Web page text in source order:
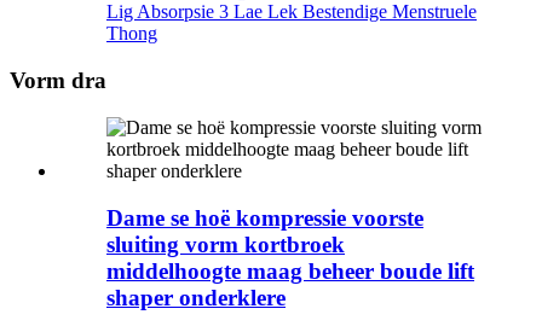
Lig Absorpsie 3 Lae Lek Bestendige Menstruele
Thong
Vorm dra
Dame se hoë kompressie voorste
sluiting vorm kortbroek
middelhoogte maag beheer boude lift
shaper onderklere